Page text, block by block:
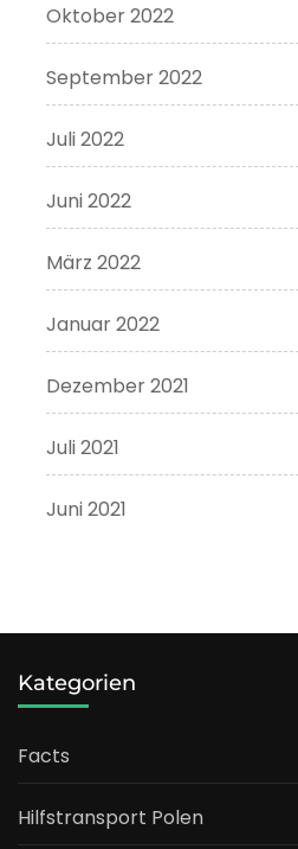
Oktober 2022
September 2022
Juli 2022
Juni 2022
März 2022
Januar 2022
Dezember 2021
Juli 2021
Juni 2021
Kategorien
Facts
Hilfstransport Polen